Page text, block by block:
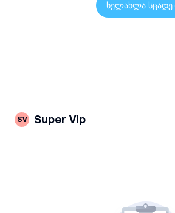
დაგეგმეთ თქვენი სამშენებლო
ხელახლა სცადე
SV Super Vip